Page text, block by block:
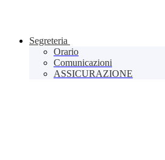
Segreteria
Orario
Comunicazioni
ASSICURAZIONE